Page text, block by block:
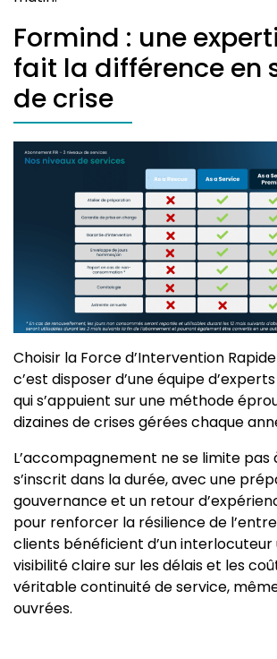
Formind : une
fait la différence en
de crise
Choisir la Force d’Intervention
c’est disposer d’une équipe
qui s’appuient sur une méthode
dizaines de crises gérées chaque
L’accompagnement ne se limite pas
s’inscrit dans la durée, avec une
gouvernance et un retour
pour renforcer la résilience de
clients bénéficient d’un interlocuteur
visibilité claire sur les délais et les
véritable continuité de service,
ouvrées.